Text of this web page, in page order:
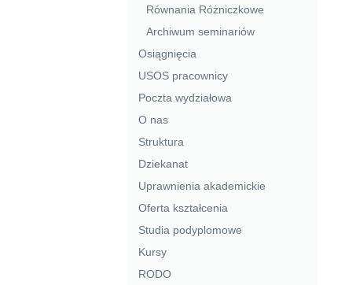
Równania Różniczkowe
Archiwum seminariów
Osiągnięcia
USOS pracownicy
Poczta wydziałowa
O nas
Struktura
Dziekanat
Uprawnienia akademickie
Oferta kształcenia
Studia podyplomowe
Kursy
RODO